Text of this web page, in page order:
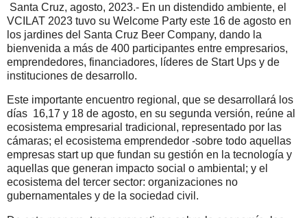
Santa Cruz, agosto, 2023.- En un distendido ambiente, el
VCILAT 2023 tuvo su Welcome Party este 16 de agosto en
los jardines del Santa Cruz Beer Company, dando la
bienvenida a más de 400 participantes entre empresarios,
emprendedores, financiadores, líderes de Start Ups y de
instituciones de desarrollo.
Este importante encuentro regional, que se desarrollará los
días 16,17 y 18 de agosto, en su segunda versión, reúne al
ecosistema empresarial tradicional, representado por las
cámaras; el ecosistema emprendedor -sobre todo aquellas
empresas start up que fundan su gestión en la tecnología y
aquellas que generan impacto social o ambiental; y el
ecosistema del tercer sector: organizaciones no
gubernamentales y de la sociedad civil.